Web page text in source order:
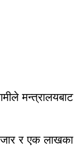
मन्त्रालयबाट
र एक लाखका